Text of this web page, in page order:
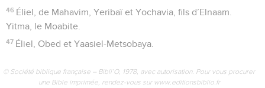
46 Éliel, de Mahavim, Yeribaï et Yochavia, fils d’Elnaam.
Yitma, le Moabite.
47 Éliel, Obed et Yaasiel-Metsobaya.
© Société biblique française – Bibli’O, 1978, avec autorisation. Pour vous procurer
une Bible imprimée, rendez-vous sur www.editionsbiblio.fr